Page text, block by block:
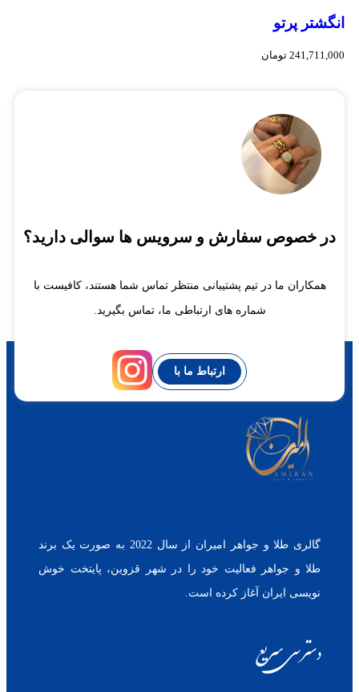
انگشتر پرتو
241,711,000 تومان
در خصوص سفارش و سرویس ها سوالی دارید؟
همکاران ما در تیم پشتیبانی منتظر تماس شما هستند، کافیست با
شماره های ارتباطی ما، تماس بگیرید.
ارتباط ما با
گالری طلا و جواهر امیران از سال 2022 به صورت یک برند
طلا و جواهر فعالیت خود را در شهر قزوین، پایتخت خوش
نویسی ایران آغاز کرده است.
دسترسی سریع